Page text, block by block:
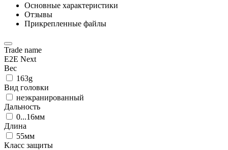
Основные характеристики
Отзывы
Прикрепленные файлы
Trade name
E2E Next
Вес
163g
Вид головки
неэкранированный
Дальность
0...16мм
Длина
55мм
Класс защиты